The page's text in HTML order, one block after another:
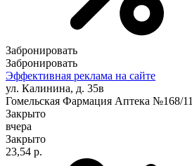
Забронировать
Забронировать
Эффективная реклама на сайте
ул. Калинина, д. 35в
Гомельская Фармация Аптека №168/11
Закрыто
вчера
Закрыто
23,54 р.